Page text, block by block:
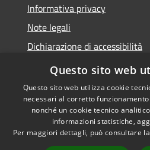
Informativa privacy
Note legali
Dichiarazione di accessibilità
Area riservata dipendenti
Accessibilità
Questo sito web
Questo sito web utilizza cookie
necessari al corretto
nonché un cookie tecnico
informazioni statistiche,
Per maggiori dettagli, può consultare